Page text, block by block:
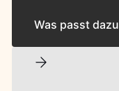
Was passt dazu